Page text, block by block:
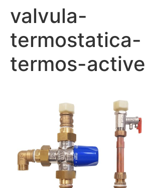
valvula-
termostatica-
termos-active